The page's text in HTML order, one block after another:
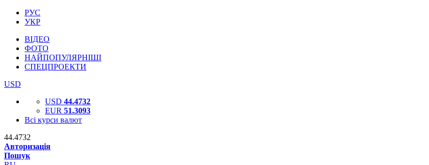
РУС
УКР
ВІДЕО
ФОТО
НАЙПОПУЛЯРНІШІ
СПЕЦПРОЕКТИ
USD
USD 44.4732
EUR 51.3093
Всі курси валют
44.4732
Авторизація
Пошук